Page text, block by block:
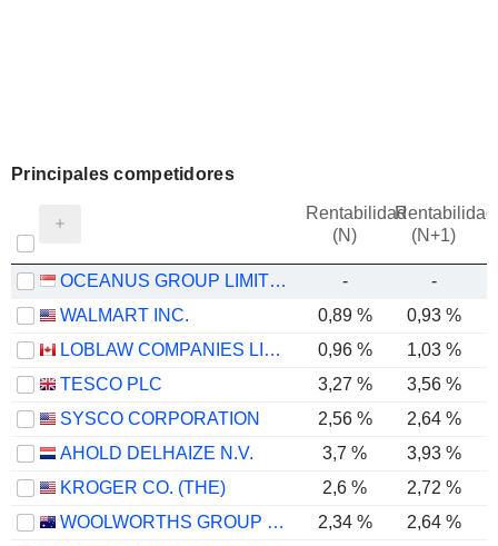
Principales competidores
Rentabilidad
(N)
Rentabilidad
(N+1)
OCEANUS GROUP LIMITED -
-
WALMART INC.
0,89 % 0,93 %
LOBLAW COMPANIES LIMITED
0,96 % 1,03 %
TESCO PLC
3,27 %
3,56 %
SYSCO CORPORATION
2,56 % 2,64 %
AHOLD DELHAIZE N.V.
3,7 % 3,93 %
KROGER CO. (THE)
2,6 % 2,72 %
WOOLWORTHS GROUP LIMITED
2,34 %
2,64 %